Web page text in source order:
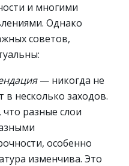
и многими
Однако
советов,
— никогда не
в несколько заходов.
разные слои
особенно
изменчива. Это